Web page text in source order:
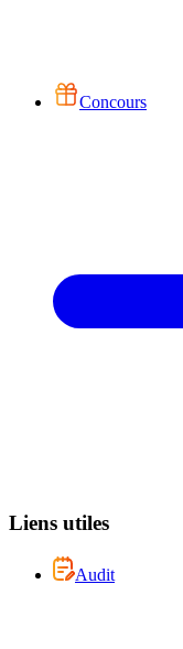
Concours
Liens utiles
Audit